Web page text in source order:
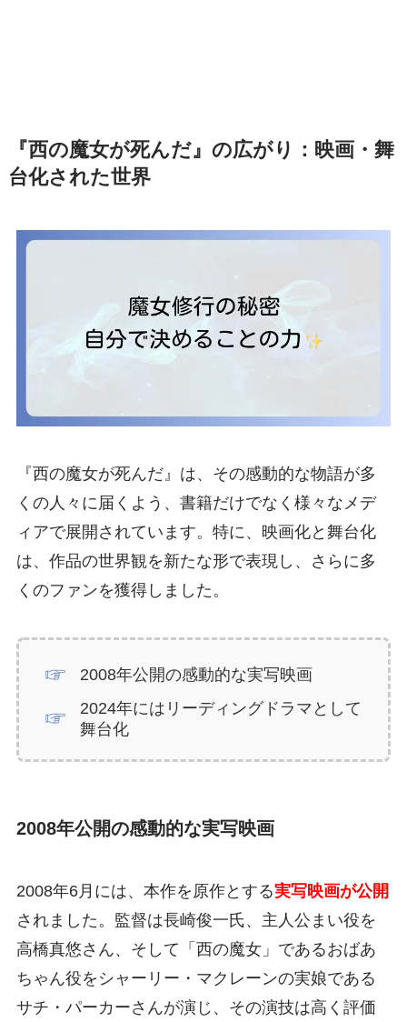
『西の魔女が死んだ』の広がり：映画・舞
台化された世界
『西の魔女が死んだ』は、その感動的な物語が多
くの人々に届くよう、書籍だけでなく様々なメデ
ィアで展開されています。特に、映画化と舞台化
は、作品の世界観を新たな形で表現し、さらに多
くのファンを獲得しました。
2008年公開の感動的な実写映画
2024年にはリーディングドラマとして
舞台化
2008年公開の感動的な実写映画
2008年6月には、本作を原作とする実写映画が公開
されました。監督は長崎俊一氏、主人公まい役を
高橋真悠さん、そして「西の魔女」であるおばあ
ちゃん役をシャーリー・マクレーンの実娘である
サチ・パーカーさんが演じ、その演技は高く評価